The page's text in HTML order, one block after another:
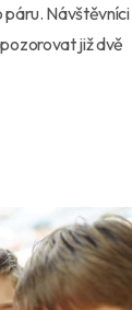
páru. Návštěvníci
již dvě